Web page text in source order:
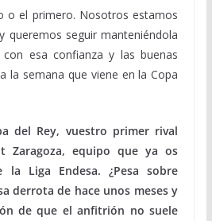
o el primero. Nosotros estamos
queremos seguir manteniéndola
esa confianza y las buenas
la semana que viene en la Copa
del Rey, vuestro primer rival
Zaragoza, equipo que ya os
Liga Endesa. ¿Pesa sobre
derrota de hace unos meses y
de que el anfitrión no suele